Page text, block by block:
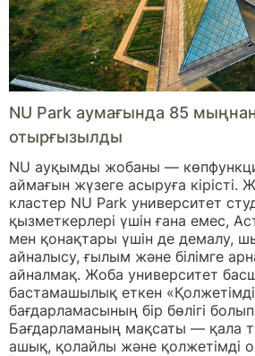
NU Park аумағында 85
отырғызылды
NU ауқымды жобаны —
аймағын жүзеге асыруға кірісті.
кластер NU Park университет
қызметкерлері үшін ғана емес,
мен қонақтары үшін де демалу,
айналысу, ғылым және білімге
айналмақ. Жоба университет
бастамашылық еткен
бағдарламасының бір бөлігі
Бағдарламаның мақсаты — қала
ашық, қолайлы және қолжетімді